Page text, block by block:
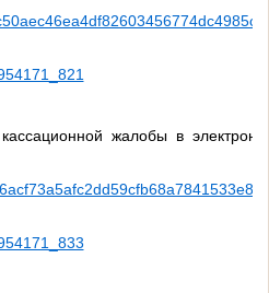
жалобы в